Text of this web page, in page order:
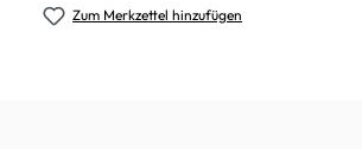
Zum Merkzettel hinzufügen